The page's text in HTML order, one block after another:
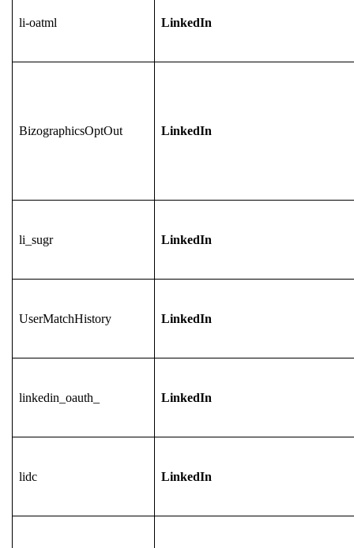
li-oatml LinkedIn
BizographicsOptOut LinkedIn
li_sugr LinkedIn
UserMatchHistory LinkedIn
linkedin_oauth_ LinkedIn
lidc LinkedIn